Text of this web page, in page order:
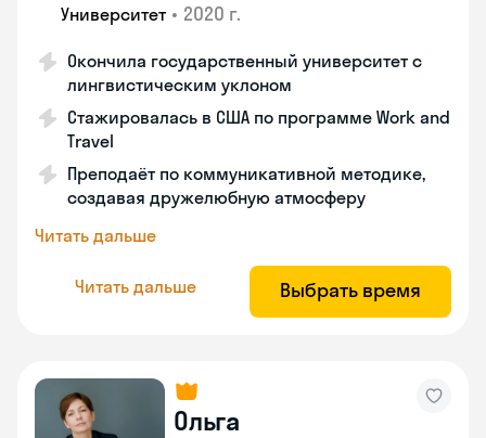
Университет • 2020 г.
Окончила государственный университет с
лингвистическим уклоном
Стажировалась в США по программе Work and
Travel
Преподаёт по коммуникативной методике,
создавая дружелюбную атмосферу
Читать дальше
Читать дальше Выбрать время
Ольга